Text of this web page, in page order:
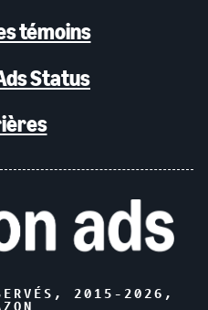
témoins
Status
2015- 2026 ,